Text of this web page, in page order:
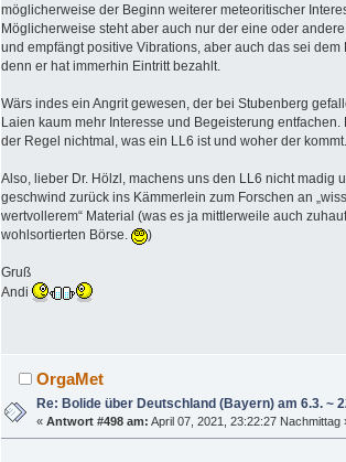
möglicherweise der Beginn weiterer meteoritischer
Möglicherweise steht aber auch nur der eine oder
und empfängt positive Vibrations, aber auch das sei dem
denn er hat immerhin Eintritt bezahlt.
Wärs indes ein Angrit gewesen, der bei Stubenberg
Laien kaum mehr Interesse und Begeisterung entfachen.
der Regel nichtmal, was ein LL6 ist und woher der kommt...
Also, lieber Dr. Hölzl, machens uns den LL6 nicht madig
geschwind zurück ins Kämmerlein zum Forschen an
wertvollerem“ Material (was es ja mittlerweile auch
wohlsortierten Börse.
)
Gruß
Andi
OrgaMet
Re: Bolide über Deutschland (Bayern) am 6.3. ~
«Antwort #498 am: April 07, 2021, 23:22:27 Nachmittag